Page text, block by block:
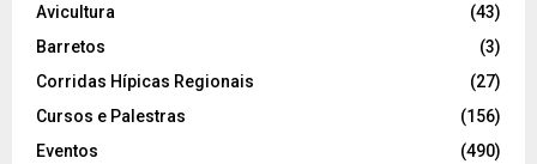
Avicultura
(43)
Barretos
(3)
Corridas Hípicas Regionais
(27)
Cursos e Palestras
(156)
Eventos
(490)